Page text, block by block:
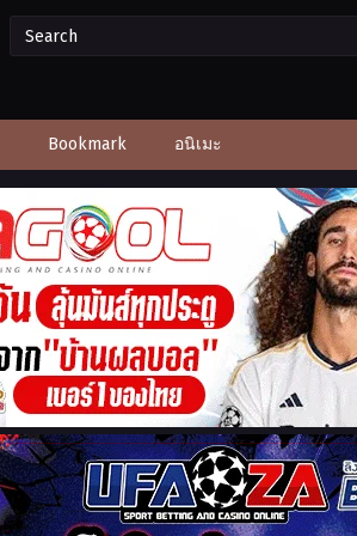
Bookmark อนิเมะ